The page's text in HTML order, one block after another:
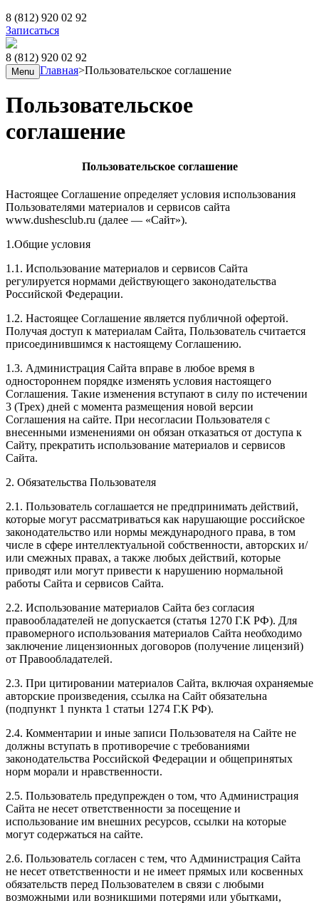
8 (812) 920 02 92
Записаться
8 (812) 920 02 92
Menu Главная>Пользовательское соглашение
Пользовательское
соглашение
Пользовательское соглашение
Настоящее Соглашение определяет условия использования
Пользователями материалов и сервисов сайта
www.dushesclub.ru (далее — «Сайт»).
1.Общие условия
1.1. Использование материалов и сервисов Сайта
регулируется нормами действующего законодательства
Российской Федерации.
1.2. Настоящее Соглашение является публичной офертой.
Получая доступ к материалам Сайта, Пользователь считается
присоединившимся к настоящему Соглашению.
1.3. Администрация Сайта вправе в любое время в
одностороннем порядке изменять условия настоящего
Соглашения. Такие изменения вступают в силу по истечении
3 (Трех) дней с момента размещения новой версии
Соглашения на сайте. При несогласии Пользователя с
внесенными изменениями он обязан отказаться от доступа к
Сайту, прекратить использование материалов и сервисов
Сайта.
2. Обязательства Пользователя
2.1. Пользователь соглашается не предпринимать действий,
которые могут рассматриваться как нарушающие российское
законодательство или нормы международного права, в том
числе в сфере интеллектуальной собственности, авторских и/
или смежных правах, а также любых действий, которые
приводят или могут привести к нарушению нормальной
работы Сайта и сервисов Сайта.
2.2. Использование материалов Сайта без согласия
правообладателей не допускается (статья 1270 Г.К РФ). Для
правомерного использования материалов Сайта необходимо
заключение лицензионных договоров (получение лицензий)
от Правообладателей.
2.3. При цитировании материалов Сайта, включая охраняемые
авторские произведения, ссылка на Сайт обязательна
(подпункт 1 пункта 1 статьи 1274 Г.К РФ).
2.4. Комментарии и иные записи Пользователя на Сайте не
должны вступать в противоречие с требованиями
законодательства Российской Федерации и общепринятых
норм морали и нравственности.
2.5. Пользователь предупрежден о том, что Администрация
Сайта не несет ответственности за посещение и
использование им внешних ресурсов, ссылки на которые
могут содержаться на сайте.
2.6. Пользователь согласен с тем, что Администрация Сайта
не несет ответственности и не имеет прямых или косвенных
обязательств перед Пользователем в связи с любыми
возможными или возникшими потерями или убытками,